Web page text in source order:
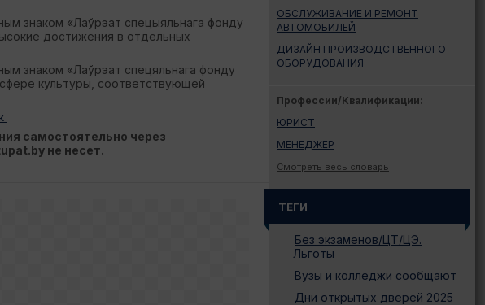
знаком «Лаўрэат спецыяльнага фонду
достижения в отдельных
знаком «Лаўрэат спецяльнага фонду
сфере культуры, соответствующей
самостоятельно через
не несет.
ОБСЛУЖИВАНИЕ И РЕМОНТ
АВТОМОБИЛЕЙ
ДИЗАЙН ПРОИЗВОДСТВЕННОГО
ОБОРУДОВАНИЯ
Профессии/Квалификации:
ЮРИСТ
МЕНЕДЖЕР
Смотреть весь словарь
ТЕГИ
Без экзаменов/ЦТ/ЦЭ.
Льготы
Вузы и колледжи сообщают
Дни открытых дверей 2025